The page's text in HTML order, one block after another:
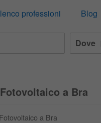
professioni Blog
Dove
a Bra
a Bra